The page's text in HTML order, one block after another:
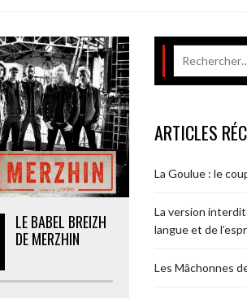
LE BABEL BREIZH
DE MERZHIN
ARTICLES
La Goulue : le
La version
langue et de
Les Mâchonnes